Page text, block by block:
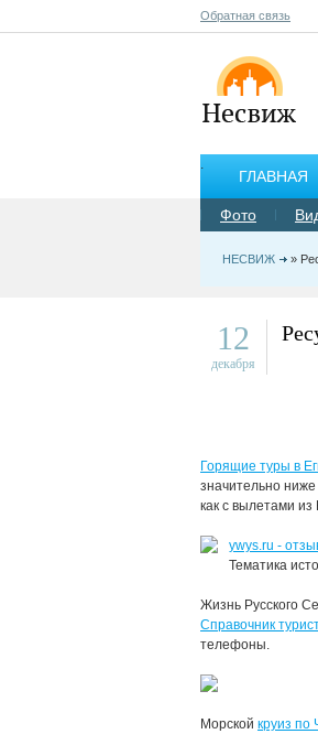
Обратная связь
ГЛАВНАЯ
Фото
НЕСВИЖ »
12
декабря
Горящие туры в
значительно
как с вылетами
ywys.ru -
Тематика
Жизнь Русского
Справочник
телефоны.
Морской круиз